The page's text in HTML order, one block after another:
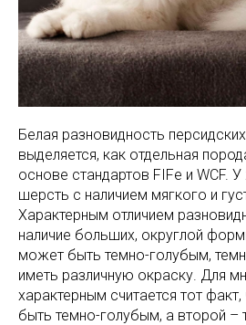
Белая разновидность
выделяется, как отдельная
основе стандартов FIFe и WCF.
шерсть с наличием мягкого и
Характерным отличием
наличие больших, округлой
может быть темно-голубым,
иметь различную окраску. Для
характерным считается тот
быть темно-голубым, а второй